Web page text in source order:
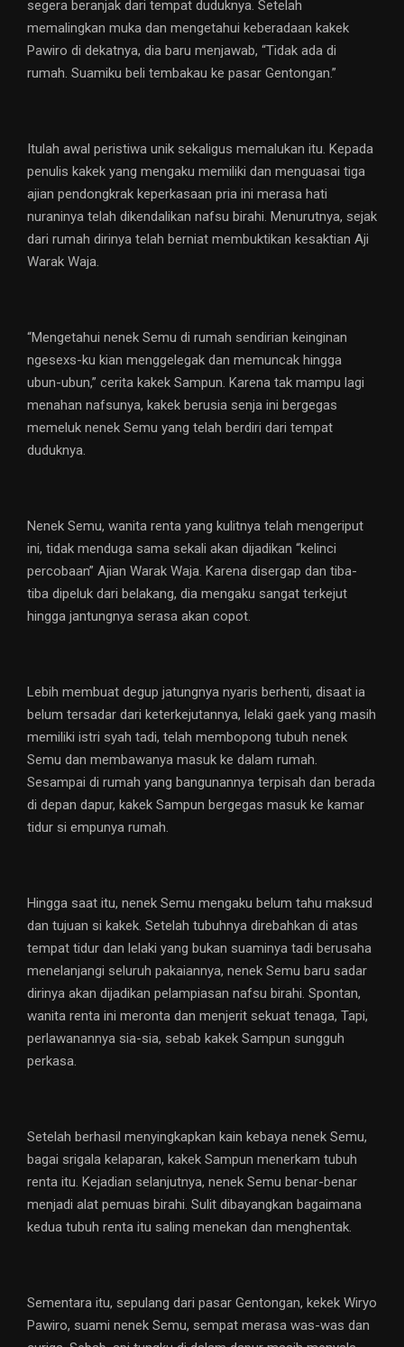
segera beranjak dari tempat duduknya. Setelah
memalingkan muka dan mengetahui keberadaan kakek
Pawiro di dekatnya, dia baru menjawab, “Tidak ada di
rumah. Suamiku beli tembakau ke pasar Gentongan.”
Itulah awal peristiwa unik sekaligus memalukan itu. Kepada
penulis kakek yang mengaku memiliki dan menguasai tiga
ajian pendongkrak keperkasaan pria ini merasa hati
nuraninya telah dikendalikan nafsu birahi. Menurutnya, sejak
dari rumah dirinya telah berniat membuktikan kesaktian Aji
Warak Waja.
“Mengetahui nenek Semu di rumah sendirian keinginan
ngesexs-ku kian menggelegak dan memuncak hingga
ubun-ubun,” cerita kakek Sampun. Karena tak mampu lagi
menahan nafsunya, kakek berusia senja ini bergegas
memeluk nenek Semu yang telah berdiri dari tempat
duduknya.
Nenek Semu, wanita renta yang kulitnya telah mengeriput
ini, tidak menduga sama sekali akan dijadikan “kelinci
percobaan” Ajian Warak Waja. Karena disergap dan tiba-
tiba dipeluk dari belakang, dia mengaku sangat terkejut
hingga jantungnya serasa akan copot.
Lebih membuat degup jatungnya nyaris berhenti, disaat ia
belum tersadar dari keterkejutannya, lelaki gaek yang masih
memiliki istri syah tadi, telah membopong tubuh nenek
Semu dan membawanya masuk ke dalam rumah.
Sesampai di rumah yang bangunannya terpisah dan berada
di depan dapur, kakek Sampun bergegas masuk ke kamar
tidur si empunya rumah.
Hingga saat itu, nenek Semu mengaku belum tahu maksud
dan tujuan si kakek. Setelah tubuhnya direbahkan di atas
tempat tidur dan lelaki yang bukan suaminya tadi berusaha
menelanjangi seluruh pakaiannya, nenek Semu baru sadar
dirinya akan dijadikan pelampiasan nafsu birahi. Spontan,
wanita renta ini meronta dan menjerit sekuat tenaga, Tapi,
perlawanannya sia-sia, sebab kakek Sampun sungguh
perkasa.
Setelah berhasil menyingkapkan kain kebaya nenek Semu,
bagai srigala kelaparan, kakek Sampun menerkam tubuh
renta itu. Kejadian selanjutnya, nenek Semu benar-benar
menjadi alat pemuas birahi. Sulit dibayangkan bagaimana
kedua tubuh renta itu saling menekan dan menghentak.
Sementara itu, sepulang dari pasar Gentongan, kekek Wiryo
Pawiro, suami nenek Semu, sempat merasa was-was dan